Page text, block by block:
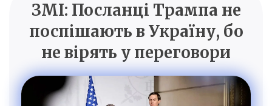
SVOI.DP.UA
Новини Дніпра
ЗМІ: Посланці Трампа не
поспішають в Україну, бо
не вірять у переговори